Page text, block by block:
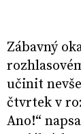
Zábavný
učinit
čtvrtek v
Ano!“